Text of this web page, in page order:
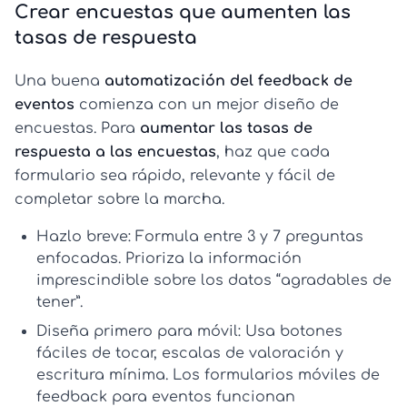
Crear encuestas que aumenten las
tasas de respuesta
Una buena automatización del feedback de
eventos comienza con un mejor diseño de
encuestas. Para aumentar las tasas de
respuesta a las encuestas, haz que cada
formulario sea rápido, relevante y fácil de
completar sobre la marcha.
Hazlo breve: Formula entre 3 y 7 preguntas
enfocadas. Prioriza la información
imprescindible sobre los datos “agradables de
tener”.
Diseña primero para móvil: Usa botones
fáciles de tocar, escalas de valoración y
escritura mínima. Los formularios móviles de
feedback para eventos funcionan